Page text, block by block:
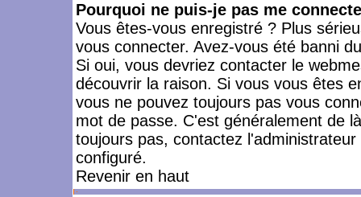
Pourquoi ne puis-je pas me
Vous êtes-vous enregistré ? Plus
vous connecter. Avez-vous été banni
Si oui, vous devriez contacter le
découvrir la raison. Si vous vous êtes
vous ne pouvez toujours pas vous
mot de passe. C'est généralement de
toujours pas, contactez
configuré.
Revenir en haut